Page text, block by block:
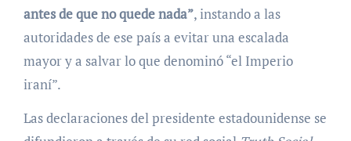
antes de que no quede nada”, instando a las
autoridades de ese país a evitar una escalada
mayor y a salvar lo que denominó “el Imperio
iraní”.
Las declaraciones del presidente estadounidense se